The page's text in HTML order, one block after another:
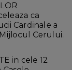
ca
Cardinale a
Cerului.
in cele 12